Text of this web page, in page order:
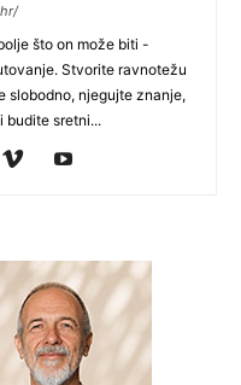
što on može biti -
Stvorite ravnotežu
slobodno, njegujte znanje,
sretni...